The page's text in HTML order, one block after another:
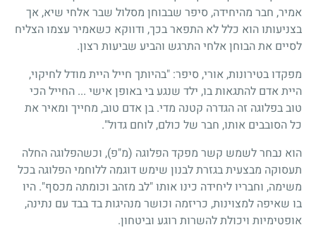
אמיר, חבר מהיחידה, סיפר שבבוחן מסלול שבר אלחי שיא, אך
בצניעותו הוא כלל לא התפאר בכך, ודווקא כשאמיר עצמו הצליח
לסיים את הבוחן אלחי התרגש והביע שביעות רצון.
מפקדו בטירונות, אורי, סיפר: "בהיותך חייל היית מודל לחיקוי,
היית אדם להתגאות בו, ילד שנגע בי באופן אישי ... החייל הכי
טוב בפלוגה זה הגדרה קטנה מדי. בן אדם טוב, מחייך ומאיר את
כל הסובבים אותו, חבר של כולם, לוחם גדול".
הוא נבחר לשמש קשר מפקד הפלוגה (מ"פ), וכשהפלוגה החלה
תעסוקה מבצעית בגזרת לבנון שימש דוגמה ללוחמי הפלוגה בכל
משימה, וחבריו ליחידה כינו אותו "לב מזהב וכומתה מכסף". היו
בו שאיפה למצוינות, כריזמה וכושר מנהיגות בד בבד עם נתינה,
אופטימיות ויכולת להשרות רוגע וביטחון.